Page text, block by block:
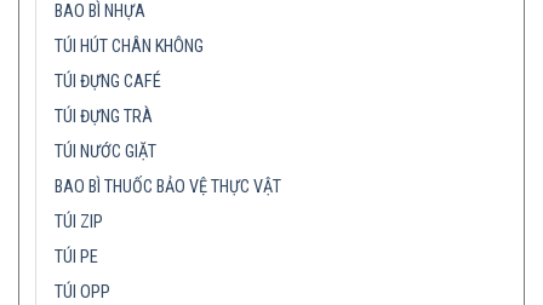
BAO BÌ NHỰA
TÚI HÚT CHÂN KHÔNG
TÚI ĐỰNG CAFÉ
TÚI ĐỰNG TRÀ
TÚI NƯỚC GIẶT
BAO BÌ THUỐC BẢO VỆ THỰC VẬT
TÚI ZIP
TÚI PE
TÚI OPP